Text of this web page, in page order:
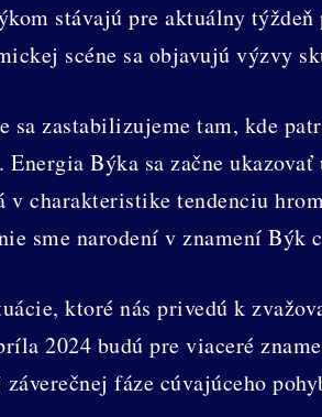
stávajú pre aktuálny
scéne sa objavujú výzvy
sa zastabilizujeme tam, kde
Býka sa začne
v charakteristike tendenciu
sme narodení v znamení Býk
ktoré nás privedú k
2024 budú pre viaceré
fáze cúvajúceho